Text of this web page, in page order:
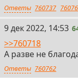
Ответы 760737
64
9 дек 2022, 14:53
>>760718
А разве не
Ответы 760762